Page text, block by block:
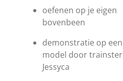
oefenen op je eigen
bovenbeen
demonstratie op een
model door trainster
Jessyca